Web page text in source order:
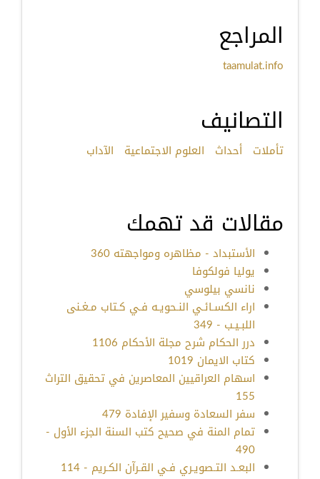
المراجع
taamulat.info
التصانيف
تأملات أحداث العلوم الاجتماعية الآداب
مقالات قد تهمك
الأستبداد - مظاهره ومواجهته 360
يوليا فولكوفا
نانسي بيلوسي
اراء الكسـائـي النـحويـه فـي كـتاب مـغـنى
اللبـيـب - 349
درر الحكام شرح مجلة الأحكام 1106
كتاب الايمان 1019
اسهام العراقيين المعاصرين في تحقيق التراث
155
سفر السعادة وسفير الإفادة 479
تمام المنة في صحيح كتب السنة الجزء الأول -
490
البعـد التـصويـري فـي القـرآن الكـريم - 114